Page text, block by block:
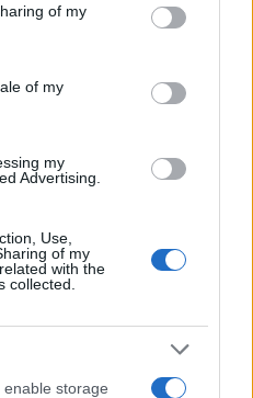
behaviour. You may click to
and its third-party tags to
purposes in below Google
of my
of my
my
Advertising.
Use,
of my
with the
collected.
storage
S
a
re
precedente
dalle fiamme a La